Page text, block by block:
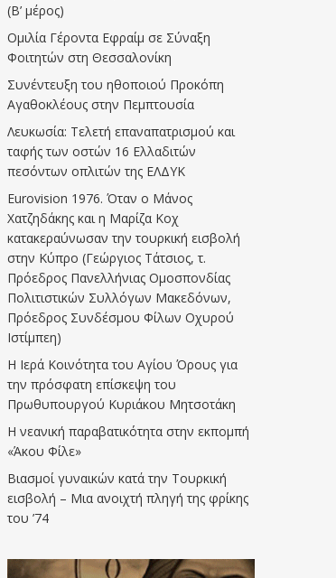
(Β’ μέρος)
Ομιλία Γέροντα Εφραίμ σε Σύναξη
Φοιτητών στη Θεσσαλονίκη
Συνέντευξη του ηθοποιού Προκόπη
Αγαθοκλέους στην Πεμπτουσία
Λευκωσία: Τελετή επαναπατρισμού και
ταφής των οστών 16 Ελλαδιτών
πεσόντων οπλιτών της ΕΛΔΥΚ
Eurovision 1976. Όταν ο Μάνος
Χατζηδάκης και η Μαρίζα Κοχ
κατακεραύνωσαν την τουρκική εισβολή
στην Κύπρο (Γεώργιος Τάτσιος, τ.
Πρόεδρος Πανελλήνιας Ομοσπονδίας
Πολιτιστικών Συλλόγων Μακεδόνων,
Πρόεδρος Συνδέσμου Φίλων Οχυρού
Ιστίμπεη)
Η Ιερά Κοινότητα του Αγίου Όρους για
την πρόσφατη επίσκεψη του
Πρωθυπουργού Κυριάκου Μητσοτάκη
Η νεανική παραβατικότητα στην εκπομπή
«Άκου Φίλε»
Βιασμοί γυναικών κατά την Τουρκική
εισβολή – Μια ανοιχτή πληγή της φρίκης
του ’74